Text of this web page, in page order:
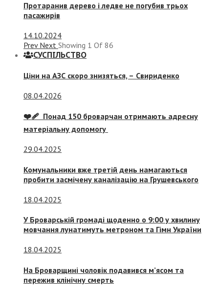
Протаранив дерево і ледве не погубив трьох
пасажирів
14.10.2024
Prev Next Showing 1 Of 86
СУСПIЛЬСТВО
Ціни на АЗС скоро знизяться, – Свириденко
08.04.2026
❤️‍🩹 Понад 150 броварчан отримають адресну
матеріальну допомогу
29.04.2025
Комунальники вже третій день намагаються
пробити засмічену каналізацію на Грушевського
18.04.2025
У Броварській громаді щоденно о 9:00 у хвилину
мовчання лунатимуть метроном та Гімн України
18.04.2025
На Броварщині чоловік подавився м’ясом та
пережив клінічну смерть